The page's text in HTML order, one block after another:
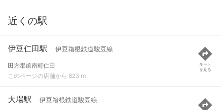
近くの駅
伊豆仁田駅 伊豆箱根鉄道駿豆線
田方郡函南町仁田
このページの店舗から 823 m
ルート
を見る
大場駅 伊豆箱根鉄道駿豆線